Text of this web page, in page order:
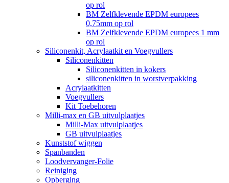
op rol
BM Zelfklevende EPDM europees
0,75mm op rol
BM Zelfklevende EPDM europees 1 mm
op rol
Siliconenkit, Acrylaatkit en Voegvullers
Siliconenkitten
Siliconenkitten in kokers
siliconenkitten in worstverpakking
Acrylaatkitten
Voegvullers
Kit Toebehoren
Milli-max en GB uitvulplaatjes
Milli-Max uitvulplaatjes
GB uitvulplaatjes
Kunststof wiggen
Spanbanden
Loodvervanger-Folie
Reiniging
Opberging